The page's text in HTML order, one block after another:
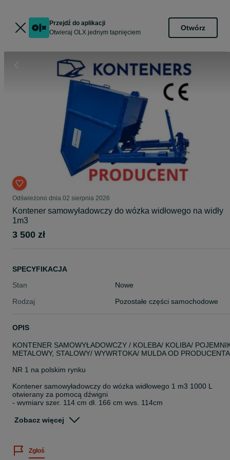
Przejdź do aplikacji
Otwieraj OLX jednym tapnięciem
Otwórz
Odświeżono dnia 02 sierpnia 2026
Kontener samowyładowczy do wózka widłowego na widły
1m3
3 500 zł
SPECYFIKACJA
Stan
Nowe
Rodzaj
Pozostałe części samochodowe
OPIS
KONTENER SAMOWYŁADOWCZY / KOLEBA/ KOLIBA/
METALOWY, STALOWY/ WYWRTOKA/ MULDA OD PRODUCENTA
NR 1 na polskim rynku
Kontener samowyładowczy do wózka widłowego 1 m3 1000 L
otwierany za pomocą dźwigni
- wymiary szer. 114 cm dł. 166 cm wys. 114cm
- waga 260 kg ( najcięższy kontener w Polsce)
- różne pojemności od 1m3 do 3,1m3
Zobacz więcej
Zgłoś